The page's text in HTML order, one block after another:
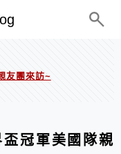
友團來訪~
盃冠軍美國隊親